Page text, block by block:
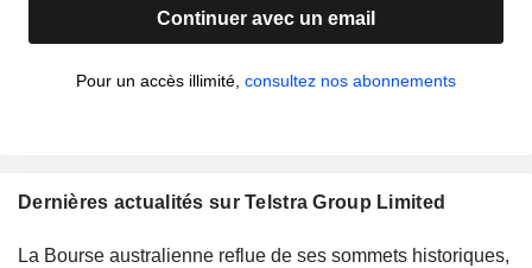
Continuer avec un email
Pour un accès illimité, consultez nos abonnements
Dernières actualités sur Telstra Group Limited
La Bourse australienne reflue de ses sommets historiques,